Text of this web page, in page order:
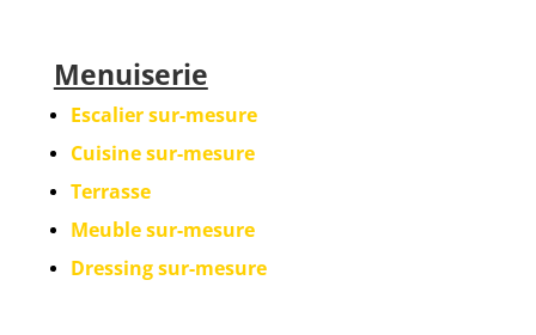
Menuiserie
Escalier sur-mesure
Cuisine sur-mesure
Terrasse
Meuble sur-mesure
Dressing sur-mesure